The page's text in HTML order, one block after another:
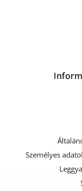
Személyes